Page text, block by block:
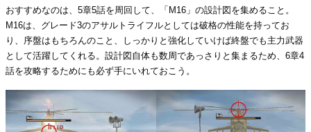
おすすめなのは、5章5話を周回して、「M16」の設計図を集めること。
M16は、グレード3のアサルトライフルとしては破格の性能を持ってお
り、序盤はもちろんのこと、しっかりと強化していけば終盤でも主力武器
として活躍してくれる。設計図自体も数周であっさりと集まるため、6章4
話を攻略するためにも必ず手にいれておこう。